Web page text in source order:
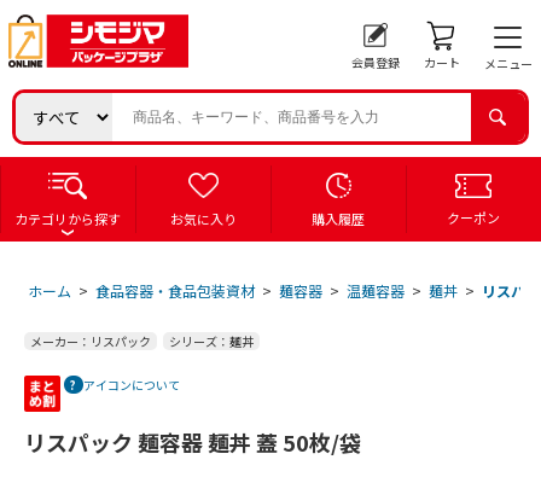
会員登録 カート メニュー
カテゴリから探す お気に入り 購入履歴 クーポン
ホーム > 食品容器・食品包装資材 > 麺容器 > 温麺容器 > 麺丼 > リスパ
メーカー：リスパック シリーズ：麺丼
アイコンについて
リスパック 麺容器 麺丼 蓋 50枚/袋